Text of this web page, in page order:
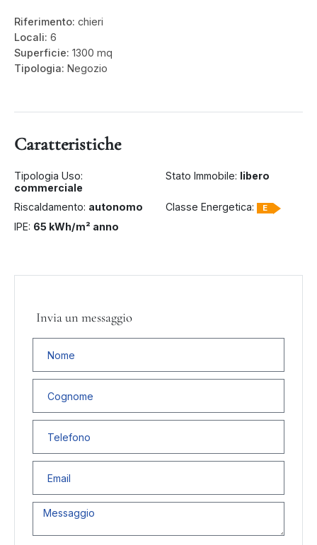
Riferimento: chieri
Locali: 6
Superficie: 1300 mq
Tipologia: Negozio
Caratteristiche
Tipologia Uso:
commerciale
Stato Immobile: libero
Riscaldamento: autonomo Classe Energetica: E
IPE: 65 kWh/m² anno
Invia un messaggio